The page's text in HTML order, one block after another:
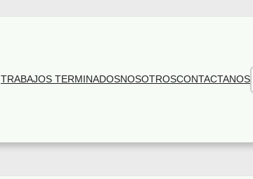
TRABAJOS TERMINADOSNOSOTROSCONTACTANOS